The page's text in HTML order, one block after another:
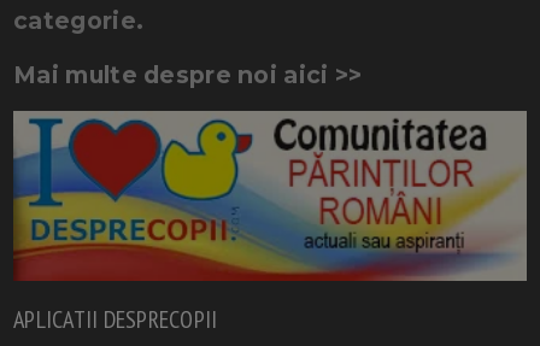
categorie.
Mai multe despre noi aici >>
APLICATII DESPRECOPII